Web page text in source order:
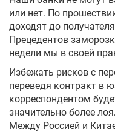
или нет. По
доходят до
Прецедентов
недели мы в своей
Избежать рисков с
переведя контракт в
корреспондентом
значительно более
Между Россией и